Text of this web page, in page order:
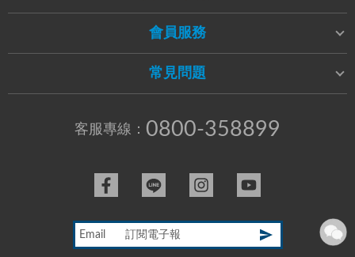
會員服務
常見問題
客服專線： 0800-358899
Email